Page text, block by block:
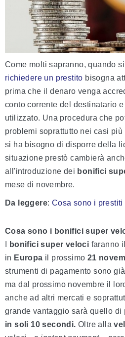
Come molti sapranno, quando
richiedere un prestito bisogna
prima che il denaro venga
conto corrente del destinatario
utilizzato. Una procedura che
problemi soprattutto nei casi
si ha bisogno di disporre della
situazione prestò cambierà
all'introduzione dei bonifici
mese di novembre.
Da leggere: Cosa sono i prestiti
Cosa sono i bonifici super
bonifici super veloci faranno
in Europa il prossimo 21
strumenti di pagamento sono
ma dal prossimo novembre il
anche ad altri mercati e
grande vantaggio sarà quello di
in soli 10 secondi. Oltre alla